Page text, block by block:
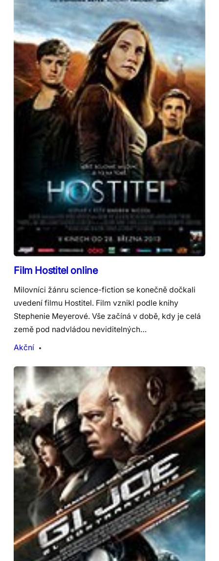
Film Hostitel online
Milovníci žánru science-fiction se konečně dočkali
uvedení filmu Hostitel. Film vznikl podle knihy
Stephenie Meyerové. Vše začíná v době, kdy je celá
země pod nadvládou neviditelných…
Akční